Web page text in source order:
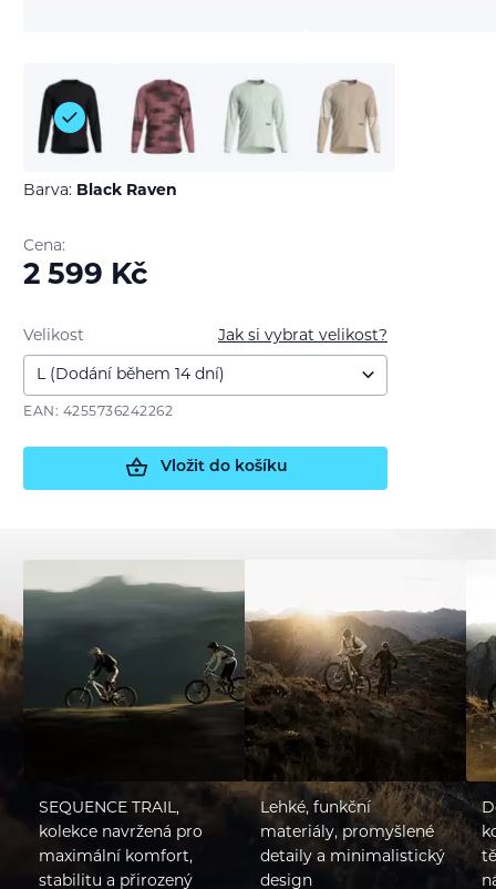
Barva: Black Raven
Cena:
2 599 Kč
Jak si vybrat velikost?
Velikost
EAN: 4255736242262
Vložit do košíku
SEQUENCE TRAIL,
kolekce navržená pro
maximální komfort,
stabilitu a přirozený
Lehké, funkční
materiály, promyšlené
detaily a minimalistický
design